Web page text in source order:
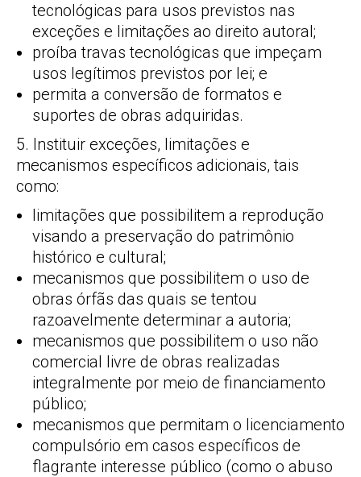
tecnológicas para usos previstos nas
exceções e limitações ao direito autoral;
proíba travas tecnológicas que impeçam
usos legítimos previstos por lei; e
permita a conversão de formatos e
suportes de obras adquiridas.
5. Instituir exceções, limitações e
mecanismos específicos adicionais, tais
como:
limitações que possibilitem a reprodução
visando a preservação do patrimônio
histórico e cultural;
mecanismos que possibilitem o uso de
obras órfãs das quais se tentou
razoavelmente determinar a autoria;
mecanismos que possibilitem o uso não
comercial livre de obras realizadas
integralmente por meio de financiamento
público;
mecanismos que permitam o licenciamento
compulsório em casos específicos de
flagrante interesse público (como o abuso